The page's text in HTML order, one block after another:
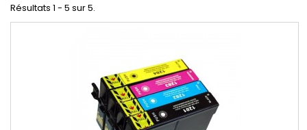
Résultats 1 - 5 sur 5.